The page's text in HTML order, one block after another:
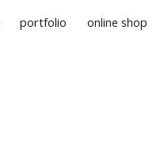
portfolio online shop